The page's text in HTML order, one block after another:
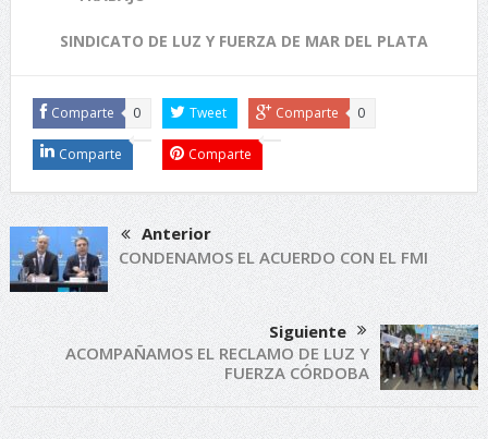
SINDICATO DE LUZ Y FUERZA DE MAR DEL PLATA
Comparte 0 Tweet Comparte 0
Comparte Comparte
Anterior
CONDENAMOS EL ACUERDO CON EL FMI
Siguiente
ACOMPAÑAMOS EL RECLAMO DE LUZ Y
FUERZA CÓRDOBA